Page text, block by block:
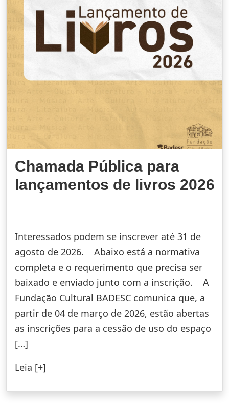
Chamada Pública para
lançamentos de livros 2026
Interessados podem se inscrever até 31 de
agosto de 2026. Abaixo está a normativa
completa e o requerimento que precisa ser
baixado e enviado junto com a inscrição. A
Fundação Cultural BADESC comunica que, a
partir de 04 de março de 2026, estão abertas
as inscrições para a cessão de uso do espaço
[…]
Leia [+]